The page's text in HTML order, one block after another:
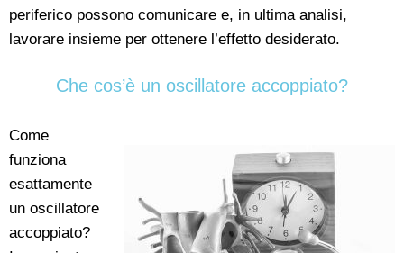
periferico possono comunicare e, in ultima analisi,
lavorare insieme per ottenere l’effetto desiderato.
Che cos’è un oscillatore accoppiato?
Come
funziona
esattamente
un oscillatore
accoppiato?